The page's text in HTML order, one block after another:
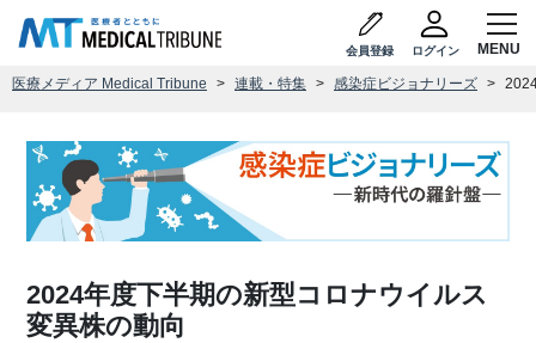
会員登録 ログイン
医療メディア Medical Tribune 連載・特集 感染症ビジョナリーズ
2024年度下半期の新型コロナウイルス
変異株の動向